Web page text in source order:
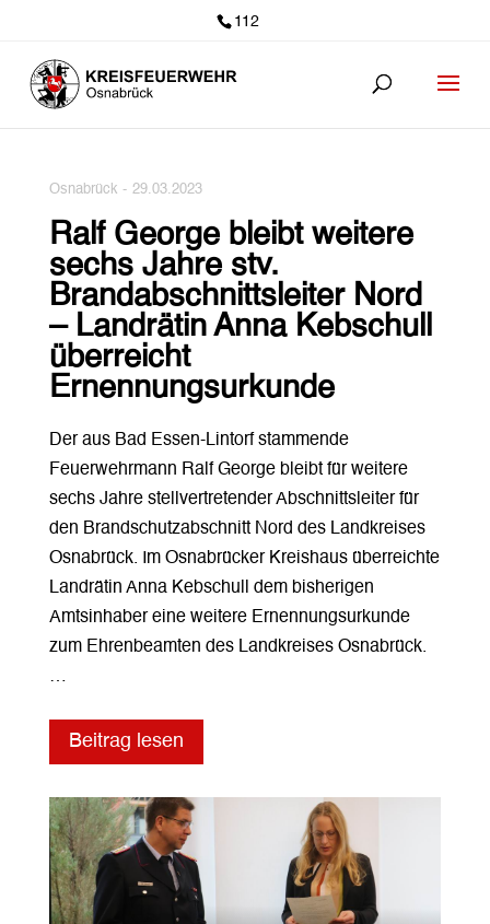
112
Osnabrück - 29.03.2023
Ralf George bleibt weitere
sechs Jahre stv.
Brandabschnittsleiter Nord
– Landrätin Anna Kebschull
überreicht
Ernennungsurkunde
Der aus Bad Essen-Lintorf stammende
Feuerwehrmann Ralf George bleibt für weitere
sechs Jahre stellvertretender Abschnittsleiter für
den Brandschutzabschnitt Nord des Landkreises
Osnabrück. Im Osnabrücker Kreishaus überreichte
Landrätin Anna Kebschull dem bisherigen
Amtsinhaber eine weitere Ernennungsurkunde
zum Ehrenbeamten des Landkreises Osnabrück.
…
Beitrag lesen